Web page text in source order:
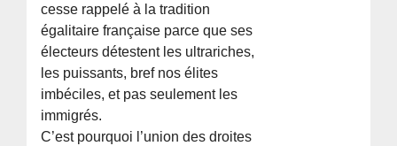
cesse rappelé à la tradition
égalitaire française parce que ses
électeurs détestent les ultrariches,
les puissants, bref nos élites
imbéciles, et pas seulement les
immigrés.
C’est pourquoi l’union des droites